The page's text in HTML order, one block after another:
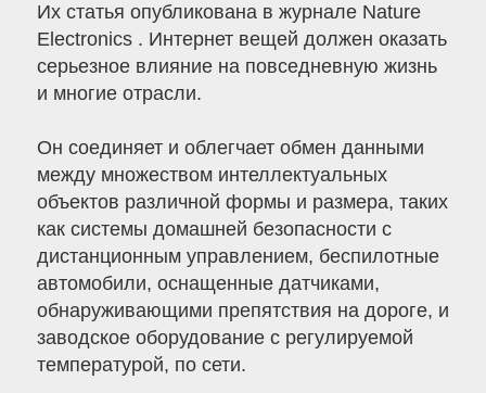
Их статья опубликована в журнале Nature
Electronics . Интернет вещей должен оказать
серьезное влияние на повседневную жизнь
и многие отрасли.
Он соединяет и облегчает обмен данными
между множеством интеллектуальных
объектов различной формы и размера, таких
как системы домашней безопасности с
дистанционным управлением, беспилотные
автомобили, оснащенные датчиками,
обнаруживающими препятствия на дороге, и
заводское оборудование с регулируемой
температурой, по сети.